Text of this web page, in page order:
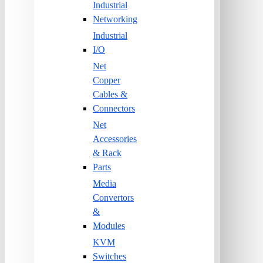
Industrial
Networking
Industrial
I/O
Net
Copper
Cables &
Connectors
Net
Accessories
& Rack
Parts
Media
Convertors
&
Modules
KVM
Switches